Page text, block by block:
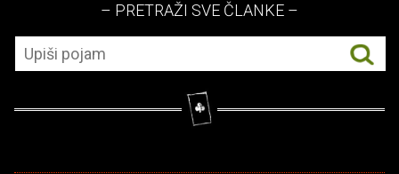
– PRETRAŽI SVE ČLANKE –